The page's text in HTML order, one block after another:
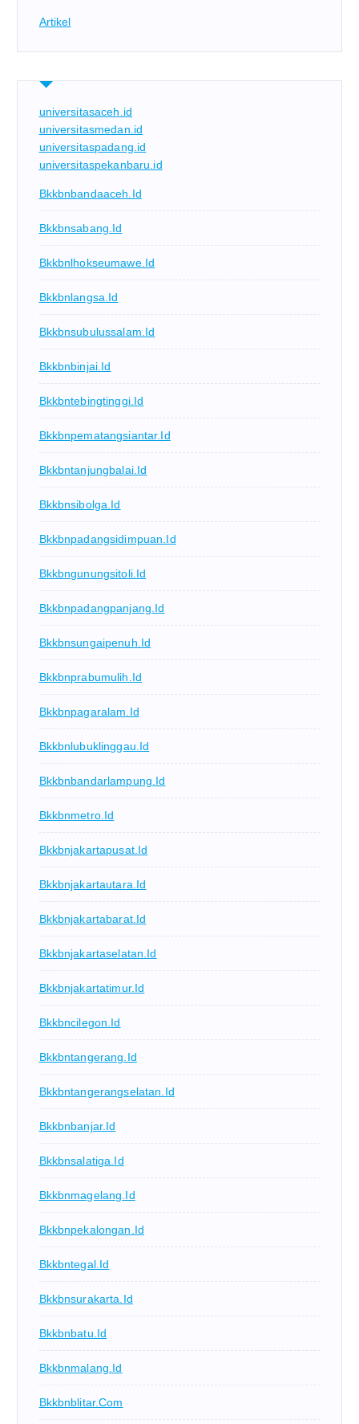
Artikel
universitasaceh.id
universitasmedan.id
universitaspadang.id
universitaspekanbaru.id
Bkkbnbandaaceh.id
Bkkbnsabang.id
Bkkbnlhokseumawe.id
Bkkbnlangsa.id
Bkkbnsubulussalam.id
Bkkbnbinjai.id
Bkkbntebingtinggi.id
Bkkbnpematangsiantar.id
Bkkbntanjungbalai.id
Bkkbnsibolga.id
Bkkbnpadangsidimpuan.id
Bkkbngunungsitoli.id
Bkkbnpadangpanjang.id
Bkkbnsungaipenuh.id
Bkkbnprabumulih.id
Bkkbnpagaralam.id
Bkkbnlubuklinggau.id
Bkkbnbandarlampung.id
Bkkbnmetro.id
Bkkbnjakartapusat.id
Bkkbnjakartautara.id
Bkkbnjakartabarat.id
Bkkbnjakartaselatan.id
Bkkbnjakartatimur.id
Bkkbncilegon.id
Bkkbntangerang.id
Bkkbntangerangselatan.id
Bkkbnbanjar.id
Bkkbnsalatiga.id
Bkkbnmagelang.id
Bkkbnpekalongan.id
Bkkbntegal.id
Bkkbnsurakarta.id
Bkkbnbatu.id
Bkkbnmalang.id
Bkkbnblitar.com